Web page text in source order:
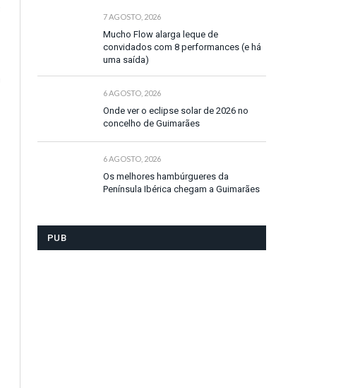
7 AGOSTO, 2026
Mucho Flow alarga leque de
convidados com 8 performances (e há
uma saída)
6 AGOSTO, 2026
Onde ver o eclipse solar de 2026 no
concelho de Guimarães
6 AGOSTO, 2026
Os melhores hambúrgueres da
Península Ibérica chegam a Guimarães
PUB